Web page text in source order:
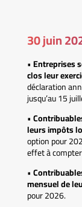
30 juin
•Entreprises
clos leur
déclaration
jusqu’au 15
•
leurs impôts
option pour
effet à
•
mensuel de
pour 2026.